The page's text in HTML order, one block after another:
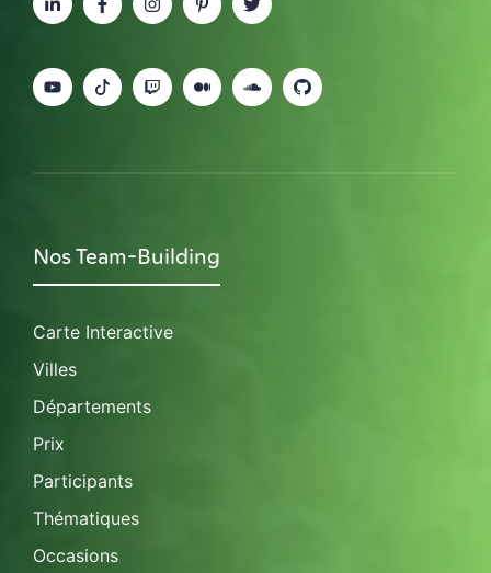
Nos Team-Building
Carte Interactive
Villes
Départements
Prix
Participants
Thématiques
Occasions